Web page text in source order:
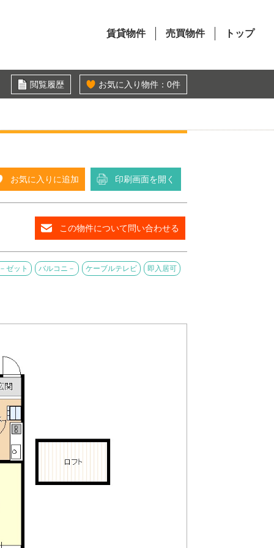
賃貸物件 売買物件 トップ
閲覧履歴 お気に入り物件： 0件
お気に入りに追加 印刷画面を開く
この物件について問い合わせる
ゼット バルコニ－ ケーブルテレビ 即入居可